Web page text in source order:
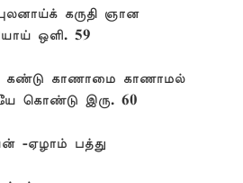
கருதி ஞான
ஒளி. 59
கண்டு காணாமை காணாமல்
கொண்டு இரு. 60
-ஏழாம் பத்து